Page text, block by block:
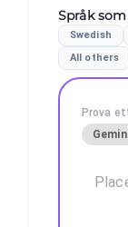
Språk
Swedish
All others
Prova